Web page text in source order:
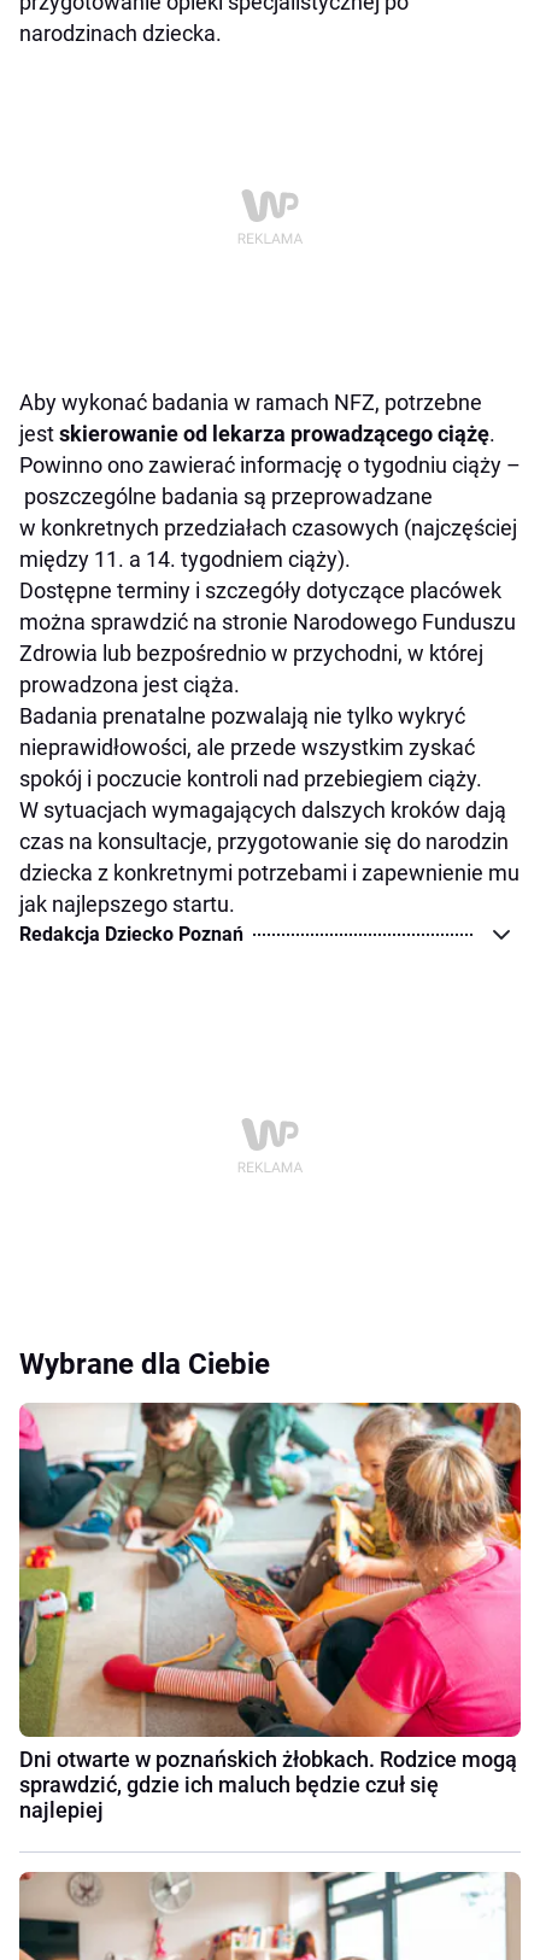
narodzinach dziecka.
Aby wykonać badania w ramach NFZ, potrzebne
jestskierowanie od lekarza prowadzącego ciążę.
Powinno ono zawierać informację o tygodniu ciąży –
poszczególne badania są przeprowadzane
w konkretnych przedziałach czasowych (najczęściej
między 11. a 14. tygodniem ciąży).
Dostępne terminy i szczegóły dotyczące placówek
można sprawdzić na stronie Narodowego Funduszu
Zdrowia lub bezpośrednio w przychodni, w której
prowadzona jest ciąża.
Badania prenatalne pozwalają nie tylko wykryć
nieprawidłowości, ale przede wszystkim zyskać
spokój i poczucie kontroli nad przebiegiem ciąży.
W sytuacjach wymagających dalszych kroków dają
czas na konsultacje, przygotowanie się do narodzin
dziecka z konkretnymi potrzebami i zapewnienie mu
jak najlepszego startu.
Redakcja Dziecko Poznań
Wybrane dla Ciebie
Dni otwarte w poznańskich żłobkach. Rodzice mogą
sprawdzić, gdzie ich maluch będzie czuł się
najlepiej